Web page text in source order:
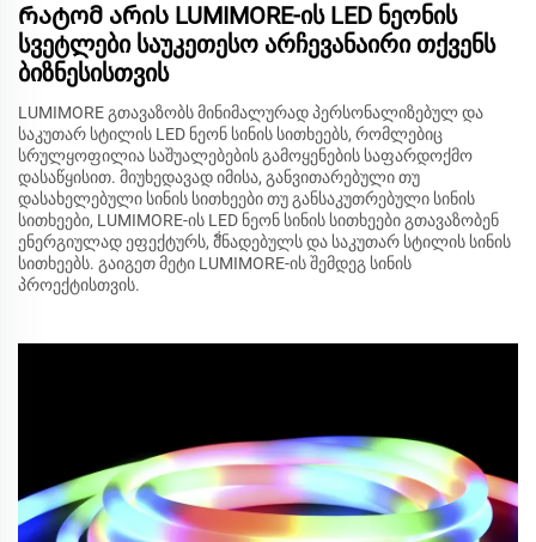
Რატომ არის LUMIMORE-ის LED ნეონის
სვეტლები საუკეთესო არჩევანაირი თქვენს
ბიზნესისთვის
LUMIMORE გთავაზობს მინიმალურად პერსონალიზებულ და
საკუთარ სტილის LED ნეონ სინის სითხეებს, რომლებიც
სრულყოფილია საშუალებების გამოყენების საფარდოქმო
დასაწყისით. მიუხედავად იმისა, განვითარებული თუ
დასახელებული სინის სითხეები თუ განსაკუთრებული სინის
სითხეები, LUMIMORE-ის LED ნეონ სინის სითხეები გთავაზობენ
ენერგიულად ეფექტურს, მั่ნადებულს და საკუთარ სტილის სინის
სითხეებს. გაიგეთ მეტი LUMIMORE-ის შემდეგ სინის
პროექტისთვის.